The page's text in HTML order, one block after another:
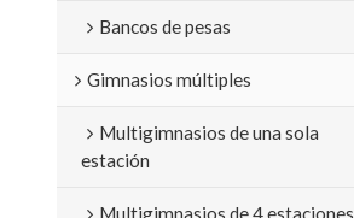
Bancos de pesas
Gimnasios múltiples
Multigimnasios de una sola
estación
Multigimnasios de 4 estaciones